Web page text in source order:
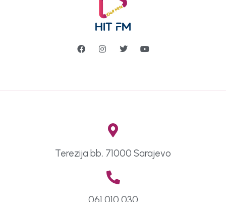
Terezija bb, 71000 Sarajevo